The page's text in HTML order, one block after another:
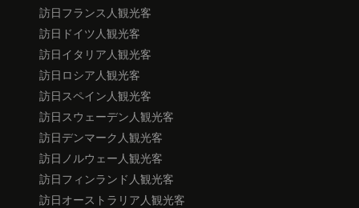
訪日フランス人観光客
訪日ドイツ人観光客
訪日イタリア人観光客
訪日ロシア人観光客
訪日スペイン人観光客
訪日スウェーデン人観光客
訪日デンマーク人観光客
訪日ノルウェー人観光客
訪日フィンランド人観光客
訪日オーストラリア人観光客